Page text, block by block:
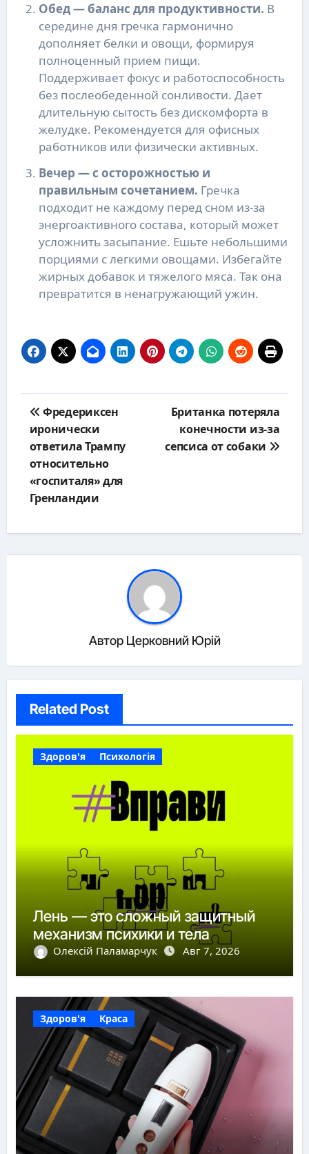
Обед — баланс для продуктивности. В
середине дня гречка гармонично
дополняет белки и овощи, формируя
полноценный прием пищи.
Поддерживает фокус и работоспособность
без послеобеденной сонливости. Дает
длительную сытость без дискомфорта в
желудке. Рекомендуется для офисных
работников или физически активных.
Вечер — с осторожностью и
правильным сочетанием. Гречка
подходит не каждому перед сном из-за
энергоактивного состава, который может
усложнить засыпание. Ешьте небольшими
порциями с легкими овощами. Избегайте
жирных добавок и тяжелого мяса. Так она
превратится в ненагружающий ужин.
по
записям
Фредериксен
иронически
ответила Трампу
относительно
«госпиталя» для
Гренландии
Британка потеряла
конечности из-за
сепсиса от собаки
Автор Церковний Юрій
Related Post
Здоров'я Психологія
Лень — это сложный защитный
механизм психики и тела
Олексій Паламарчук Авг 7, 2026
Здоров'я Краса